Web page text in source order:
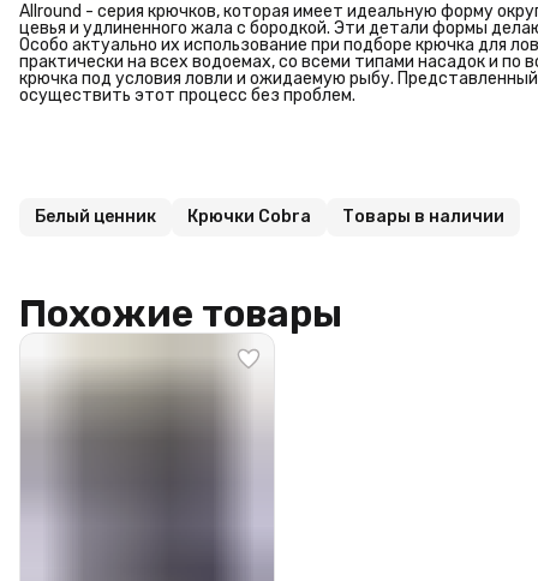
Allround - серия крючков, которая имеет идеальную форму
цевья и удлиненного жала с бородкой. Эти детали формы
Особо актуально их использование при подборе крючка для
практически на всех водоемах, со всеми типами насадок и по
крючка под условия ловли и ожидаемую рыбу.
осуществить этот процесс без проблем.
Белый ценник Крючки Cobra Товары в наличии
Похожие товары